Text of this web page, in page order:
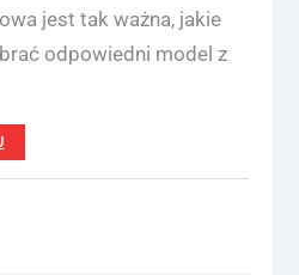
jest tak ważna, jakie
odpowiedni model z